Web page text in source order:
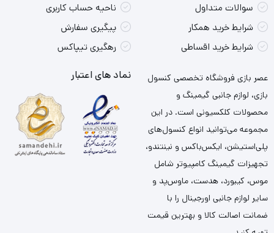
سوالات متداول
شرایط خرید همکار
شرایط خرید اقساطی
ناحیه حساب کاربری
پیگیری سفارش
رهگیری تیپاکس
عصر بازی فروشگاه تخصصی کنسول
بازی، لوازم جانبی گیمینگ و
محصولات کلکسیونی است. در این
مجموعه می‌توانید انواع کنسول‌های
پلی‌استیشن، ایکس‌باکس و نینتندو،
تجهیزات گیمینگ کامپیوتر شامل
موس، کیبورد، هدست، ماوس‌پد و
سایر لوازم جانبی اورجینال را با
ضمانت اصالت کالا و بهترین قیمت
نماد های اعتبار